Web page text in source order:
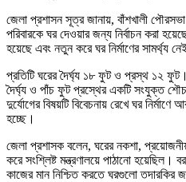
জেলা প্রশাসন সূত্র জানায়, বাঁশখালী
পরিবারকে ঘর দেওয়ার জন্য নির্বাচন করা
হয়েছে এবং নতুন করে ঘর নির্মাণের সামর্থ্য
প্রতিটি ঘরের দৈর্ঘ্য ১৮ ফুট ও প্রস্থ ১২
দৈর্ঘ্য ও পাঁচ ফুট প্রস্থের একটি সংযুক্ত
দুর্যোগের বিষয়টি বিবেচনায় রেখে ঘর নির্মাণে
হচ্ছে।
জেলা প্রশাসক বলেন, ঘরের নকশা, প্রয়োজনীয়
করে সংশ্লিষ্ট মন্ত্রণালয়ে পাঠানো হয়েছিল।
কাজের মান নিশ্চিত করতে ঘরগুলো তদারকির